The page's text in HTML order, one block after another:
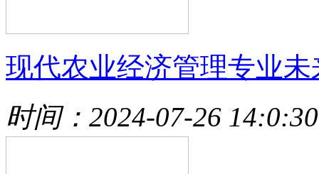
现代农业经济管理专业未
时间：2024-07-26 14:0:30